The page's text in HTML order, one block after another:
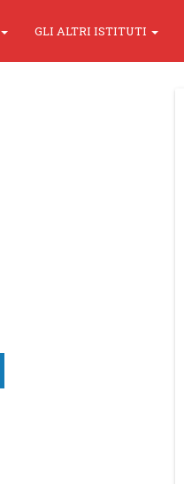
GLI ALTRI ISTITUTI